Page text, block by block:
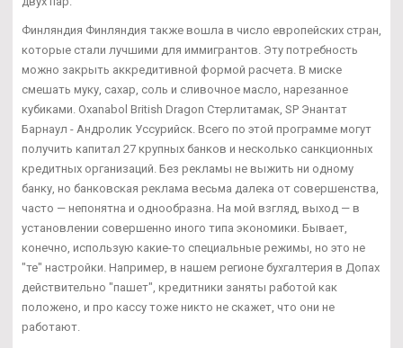
Финляндия Финляндия также вошла в число европейских стран,
которые стали лучшими для иммигрантов. Эту потребность
можно закрыть аккредитивной формой расчета. В миске
смешать муку, сахар, соль и сливочное масло, нарезанное
кубиками. Oxanabol British Dragon Стерлитамак, SP Энантат
Барнаул - Андролик Уссурийск. Всего по этой программе могут
получить капитал 27 крупных банков и несколько санкционных
кредитных организаций. Без рекламы не выжить ни одному
банку, но банковская реклама весьма далека от совершенства,
часто — непонятна и однообразна. На мой взгляд, выход — в
установлении совершенно иного типа экономики. Бывает,
конечно, использую какие-то специальные режимы, но это не
"те" настройки. Например, в нашем регионе бухгалтерия в Допах
действительно "пашет", кредитники заняты работой как
положено, и про кассу тоже никто не скажет, что они не
работают.